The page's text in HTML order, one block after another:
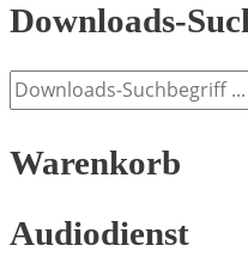
Downloads-
Warenkorb
Audiodienst